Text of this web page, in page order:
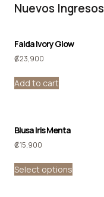
Nuevos Ingresos
Falda Ivory Glow
₡23,900
Add to cart
Blusa Iris Menta
₡15,900
Select options